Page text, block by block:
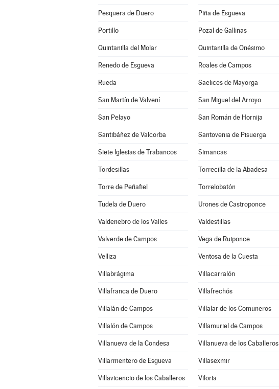
Pesquera de Duero Piña de Esgueva
Portillo Pozal de Gallinas
Quintanilla del Molar Quintanilla de Onésimo
Renedo de Esgueva Roales de Campos
Rueda Saelices de Mayorga
San Martín de Valvení San Miguel del Arroyo
San Pelayo San Román de Hornija
Santibáñez de Valcorba Santovenia de Pisuerga
Siete Iglesias de Trabancos Simancas
Tordesillas Torrecilla de la Abadesa
Torre de Peñafiel Torrelobatón
Tudela de Duero Urones de Castroponce
Valdenebro de los Valles Valdestillas
Valverde de Campos Vega de Ruiponce
Velliza Ventosa de la Cuesta
Villabrágima Villacarralón
Villafranca de Duero Villafrechós
Villalán de Campos Villalar de los Comuneros
Villalón de Campos Villamuriel de Campos
Villanueva de la Condesa Villanueva de los Caballeros
Villarmentero de Esgueva Villasexmir
Villavicencio de los Caballeros Viloria